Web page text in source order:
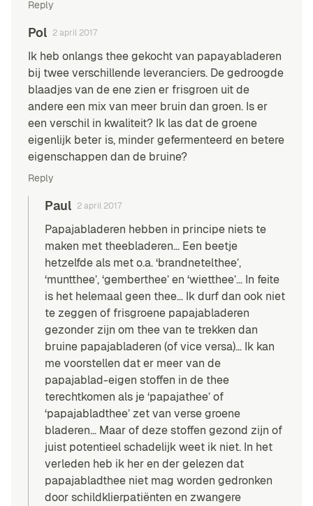
Reply
Pol 2 april 2017
Ik heb onlangs thee gekocht van papayabladeren
bij twee verschillende leveranciers. De gedroogde
blaadjes van de ene zien er frisgroen uit de
andere een mix van meer bruin dan groen. Is er
een verschil in kwaliteit? Ik las dat de groene
eigenlijk beter is, minder gefermenteerd en betere
eigenschappen dan de bruine?
Reply
Paul 2 april 2017
Papajabladeren hebben in principe niets te
maken met theebladeren… Een beetje
hetzelfde als met o.a. ‘brandnetelthee’,
‘muntthee’, ‘gemberthee’ en ‘wietthee’… In feite
is het helemaal geen thee… Ik durf dan ook niet
te zeggen of frisgroene papajabladeren
gezonder zijn om thee van te trekken dan
bruine papajabladeren (of vice versa)… Ik kan
me voorstellen dat er meer van de
papajablad-eigen stoffen in de thee
terechtkomen als je ‘papajathee’ of
‘papajabladthee’ zet van verse groene
bladeren… Maar of deze stoffen gezond zijn of
juist potentieel schadelijk weet ik niet. In het
verleden heb ik her en der gelezen dat
papajabladthee niet mag worden gedronken
door schildklierpatiënten en zwangere